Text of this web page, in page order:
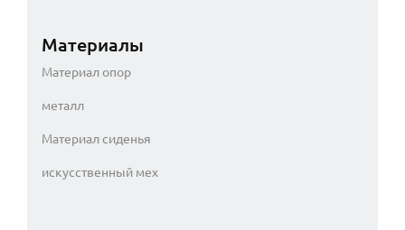
Материалы
Материал опор
металл
Материал сиденья
искусственный мех